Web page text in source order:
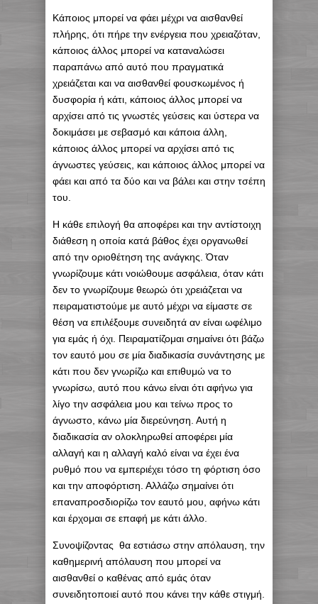
Κάποιος μπορεί να φάει μέχρι να αισθανθεί
πλήρης, ότι πήρε την ενέργεια που χρειαζόταν,
κάποιος άλλος μπορεί να καταναλώσει
παραπάνω από αυτό που πραγματικά
χρειάζεται και να αισθανθεί φουσκωμένος ή
δυσφορία ή κάτι, κάποιος άλλος μπορεί να
αρχίσει από τις γνωστές γεύσεις και ύστερα να
δοκιμάσει με σεβασμό και κάποια άλλη,
κάποιος άλλος μπορεί να αρχίσει από τις
άγνωστες γεύσεις, και κάποιος άλλος μπορεί να
φάει και από τα δύο και να βάλει και στην τσέπη
του.
Η κάθε επιλογή θα αποφέρει και την αντίστοιχη
διάθεση η οποία κατά βάθος έχει οργανωθεί
από την οριοθέτηση της ανάγκης. Όταν
γνωρίζουμε κάτι νοιώθουμε ασφάλεια, όταν κάτι
δεν το γνωρίζουμε θεωρώ ότι χρειάζεται να
πειραματιστούμε με αυτό μέχρι να είμαστε σε
θέση να επιλέξουμε συνειδητά αν είναι ωφέλιμο
για εμάς ή όχι. Πειραματίζομαι σημαίνει ότι βάζω
τον εαυτό μου σε μία διαδικασία συνάντησης με
κάτι που δεν γνωρίζω και επιθυμώ να το
γνωρίσω, αυτό που κάνω είναι ότι αφήνω για
λίγο την ασφάλεια μου και τείνω προς το
άγνωστο, κάνω μία διερεύνηση. Αυτή η
διαδικασία αν ολοκληρωθεί αποφέρει μία
αλλαγή και η αλλαγή καλό είναι να έχει ένα
ρυθμό που να εμπεριέχει τόσο τη φόρτιση όσο
και την αποφόρτιση. Αλλάζω σημαίνει ότι
επαναπροσδιορίζω τον εαυτό μου, αφήνω κάτι
και έρχομαι σε επαφή με κάτι άλλο.
Συνοψίζοντας θα εστιάσω στην απόλαυση, την
καθημερινή απόλαυση που μπορεί να
αισθανθεί ο καθένας από εμάς όταν
συνειδητοποιεί αυτό που κάνει την κάθε στιγμή.